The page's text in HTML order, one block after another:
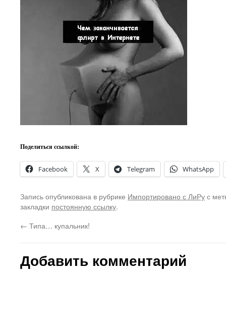
Поделиться ссылкой:
Facebook X Telegram WhatsApp
Запись опубликована в рубрике Импортировано с ЛиРус
закладки постоянную ссылку.
← Типа… купальник!
Добавить комментарий